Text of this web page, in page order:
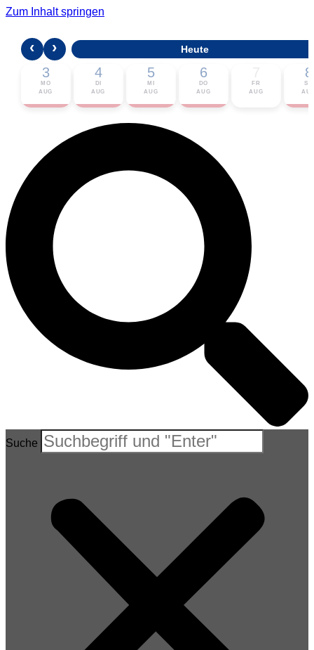
Zum Inhalt springen
🎟 Karten bestellen
‹ › Heute
3
MO
AUG
4
DI
AUG
5
MI
AUG
6
DO
AUG
FR
AUG
8
SA
Suche